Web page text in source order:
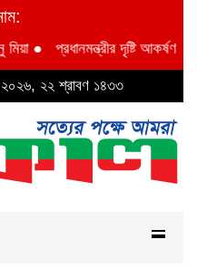
●প্রধানমন্ত্রীর দৃষ্টি আকর্ষণ বি
২২ শ্রাবণ ১৪৩৩